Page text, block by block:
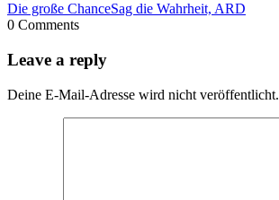
Die große ChanceSag die Wahrheit, ARD
0 Comments
Leave a reply
Deine E-Mail-Adresse wird nicht veröffentlicht.